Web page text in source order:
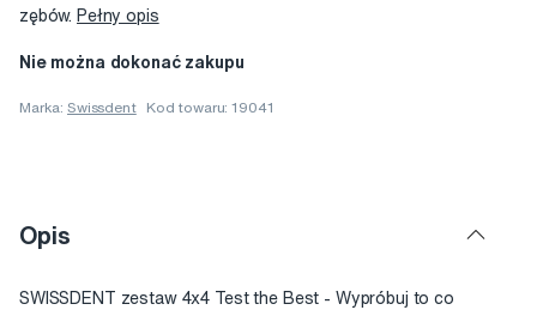
zębów. Pełny opis
Nie można dokonać zakupu
Marka:Swissdent Kod towaru: 19041
Opis
SWISSDENT zestaw 4x4 Test the Best - Wypróbuj to co